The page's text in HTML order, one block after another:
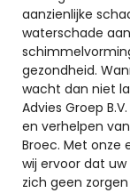
aanzienlijke
waterschade
gezondheid.
wacht dan niet
Advies Groep
en verhelpen
Broec. Met onze
wij ervoor dat
zich geen